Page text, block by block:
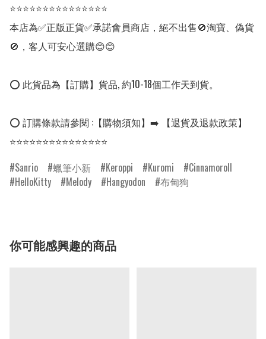
⭐⭐⭐⭐⭐⭐⭐⭐⭐⭐⭐⭐⭐⭐⭐
本店為✅正版正貨✅承諾會員商店，絕不出售🚫淘寶、偽貨
🚫，客人可安心選購😊😊
⭕ 此貨品為【訂購】貨品, 約10-18個工作天到貨。
⭕ 訂購條款請參閱 :【購物須知】➡️ 【退貨及退款政策】
⭐⭐⭐⭐⭐⭐⭐⭐⭐⭐⭐⭐⭐⭐⭐
Sanrio
蠟筆小新 Keroppi Kuromi
Cinnamoroll
HelloKitty
Melody Hangyodon 布甸狗
你可能感興趣的商品